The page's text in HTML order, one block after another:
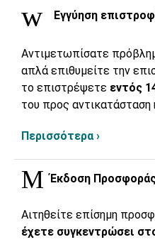
Εγγύηση
Αντιμετωπίσατε
απλά επιθυμείτε την
το επιστρέψετε εντός
του προς
Περισσότερα ›
Έκδοση
Αιτηθείτε επίσημη
έχετε συγκεντρώσει